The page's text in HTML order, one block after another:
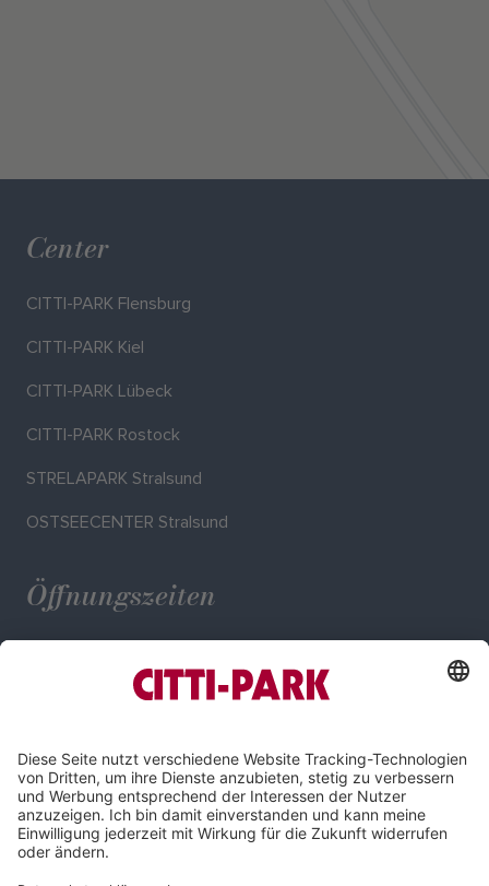
Center
CITTI-PARK Flensburg
CITTI-PARK Kiel
CITTI-PARK Lübeck
CITTI-PARK Rostock
STRELAPARK Stralsund
OSTSEECENTER Stralsund
Öffnungszeiten
Impressum